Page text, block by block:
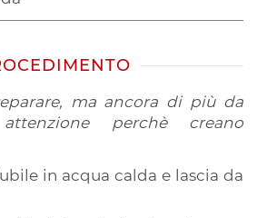
ma ancora di più da
perchè creano
in acqua calda e lascia da